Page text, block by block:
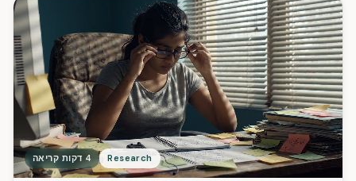
Research 4 דקות קריאה